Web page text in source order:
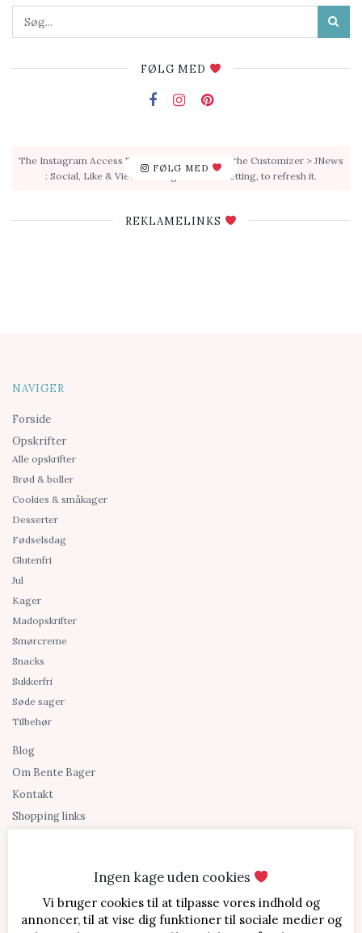
FØLG MED
FØLG MED
The Instagram Access Token is expired, Go to the Customizer > JNews
: Social, Like & View > Instagram Feed Setting, to refresh it.
REKLAMELINKS
NAVIGER
Forside
Opskrifter
Alle opskrifter
Brød & boller
Cookies & småkager
Desserter
Fødselsdag
Glutenfri
Jul
Kager
Madopskrifter
Smørcreme
Snacks
Sukkerfri
Søde sager
Tilbehør
Blog
Om Bente Bager
Kontakt
Shopping links
Ingen kage uden cookies
Vi bruger cookies til at tilpasse vores indhold og
annoncer, til at vise dig funktioner til sociale medier og